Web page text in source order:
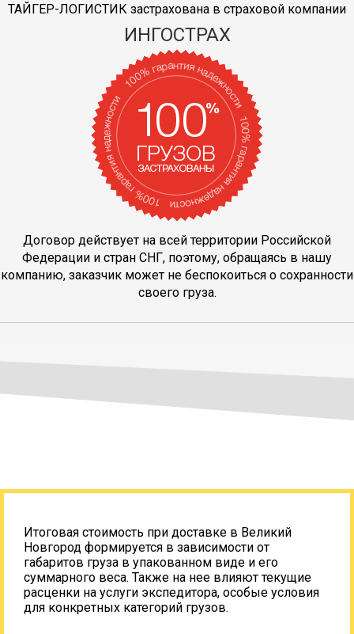
ТАЙГЕР-ЛОГИСТИК застрахована в страховой компании
ИНГОСТРАХ
Договор действует на всей территории Российской
Федерации и стран СНГ, поэтому, обращаясь в нашу
компанию, заказчик может не беспокоиться о сохранности
своего груза.
Итоговая стоимость при доставке в Великий
Новгород формируется в зависимости от
габаритов груза в упакованном виде и его
суммарного веса. Также на нее влияют текущие
расценки на услуги экспедитора, особые условия
для конкретных категорий грузов.